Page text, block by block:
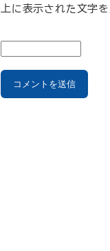
上に表示された文字